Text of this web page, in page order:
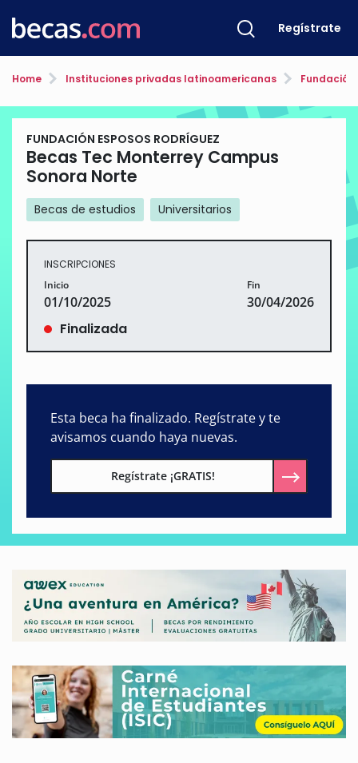
Regístrate
Home Instituciones privadas latinoamericanas Fundación
FUNDACIÓN ESPOSOS RODRÍGUEZ
Becas Tec Monterrey Campus
Sonora Norte
Becas de estudios Universitarios
INSCRIPCIONES
Inicio
01/10/2025
Fin
30/04/2026
Finalizada
Esta beca ha finalizado. Regístrate y te
avisamos cuando haya nuevas.
Regístrate ¡GRATIS!